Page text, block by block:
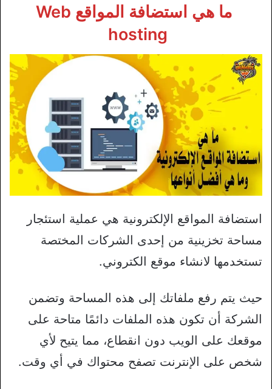
ما هي استضافة المواقع Web
hosting
استضافة المواقع الإلكترونية هي عملية استئجار
مساحة تخزينية من إحدى الشركات المختصة
تستخدمها لانشاء موقع الكتروني.
حيث يتم رفع ملفاتك إلى هذه المساحة وتضمن
الشركة أن تكون هذه الملفات دائمًا متاحة على
موقعك على الويب دون انقطاع، مما يتيح لأي
شخص على الإنترنت تصفح محتواك في أي وقت.